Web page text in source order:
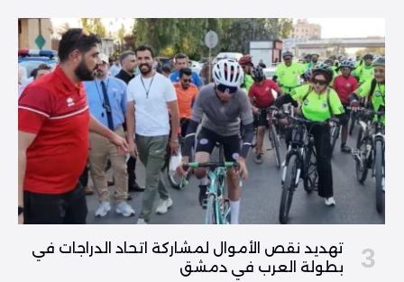
تهديد نقص الأموال لمشاركة اتحاد الدراجات في
بطولة العرب في دمشق